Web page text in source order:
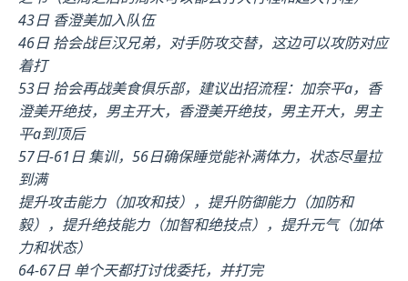
43日 香澄美加入队伍
46日 拾会战巨汉兄弟，对手防攻交替，这边可以攻防对应
着打
53日 拾会再战美食俱乐部，建议出招流程：加奈平a，香
澄美开绝技，男主开大，香澄美开绝技，男主开大，男主
平a到顶后
57日-61日 集训，56日确保睡觉能补满体力，状态尽量拉
到满
提升攻击能力（加攻和技），提升防御能力（加防和
毅），提升绝技能力（加智和绝技点），提升元气（加体
力和状态）
64-67日 单个天都打讨伐委托，并打完